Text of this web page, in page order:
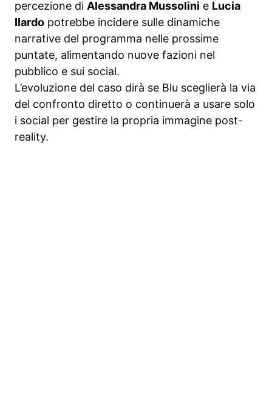
percezione di Alessandra Mussolini e Lucia
Ilardo potrebbe incidere sulle dinamiche
narrative del programma nelle prossime
puntate, alimentando nuove fazioni nel
pubblico e sui social.
L’evoluzione del caso dirà se Blu sceglierà la via
del confronto diretto o continuerà a usare solo
i social per gestire la propria immagine post-
reality.